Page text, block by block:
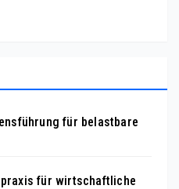
für belastbare
für wirtschaftliche